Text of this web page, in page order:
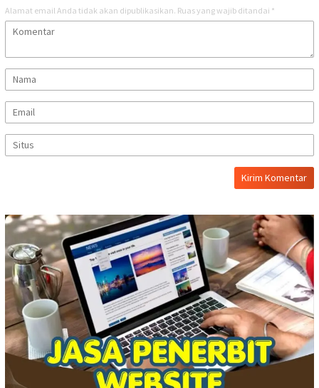
Alamat email Anda tidak akan dipublikasikan. Ruas yang wajib ditandai *